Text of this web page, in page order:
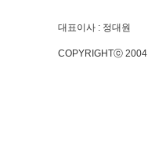
대표이사 : 정대원
COPYRIGHTⓒ 2004